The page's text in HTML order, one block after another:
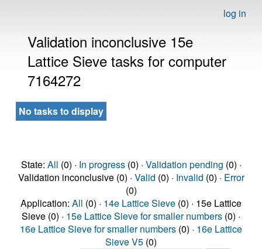
log in
Validation inconclusive 15e
Lattice Sieve tasks for computer
7164272
No tasks to display
State: All (0) · In progress(0) · Validation pending (0) ·
Validation inconclusive (0) · Valid (0) · Invalid (0) · Error
(0)
Application: All (0) · 14e Lattice Sieve (0) · 15e Lattice
Sieve (0) · 15e Lattice Sieve for smaller numbers (0) ·
16e Lattice Sieve for smaller numbers (0) · 16e Lattice
Sieve V5 (0)